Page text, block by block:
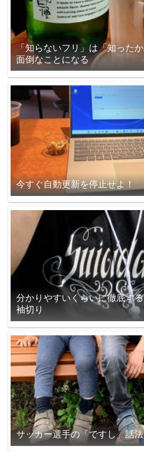
「知らないフリ」は「知った
面倒なことになる
今すぐ自動更新を停止せよ！
分かりやすいくらいに徹底す
袖切り
サッカー選手の「ですし」話法